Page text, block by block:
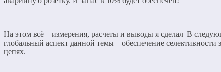
На этом всё – измерения, расчеты и выводы я сделал. В
глобальный аспект данной темы – обеспечение селективности
цепях.